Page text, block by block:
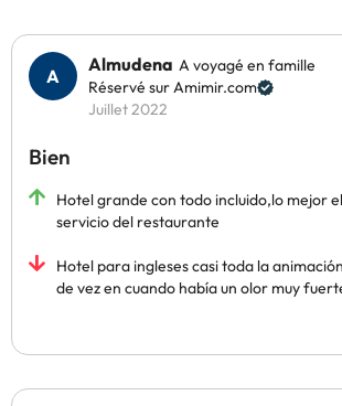
Almudena A voyagé en famille
Réservé sur Amimir.com
Juillet 2022
Bien
Hotel grande con todo incluido,lo mejor
servicio del restaurante
Hotel para ingleses casi toda la
de vez en cuando había un olor muy